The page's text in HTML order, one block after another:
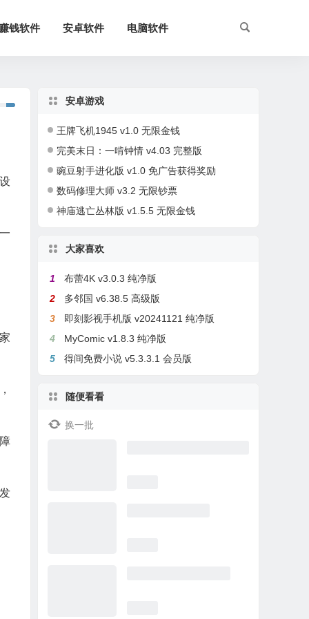
钱软件 安卓软件 电脑软件
安卓游戏
王牌飞机1945 v1.0 无限金钱
完美末日：一啃钟情 v4.03 完整版
豌豆射手进化版 v1.0 免广告获得奖励
数码修理大师 v3.2 无限钞票
神庙逃亡丛林版 v1.5.5 无限金钱
大家喜欢
1
布蕾4K v3.0.3 纯净版
2
多邻国 v6.38.5 高级版
3
即刻影视手机版 v20241121 纯净版
4
MyComic v1.8.3 纯净版
5
得间免费小说 v5.3.3.1 会员版
随便看看
换一批